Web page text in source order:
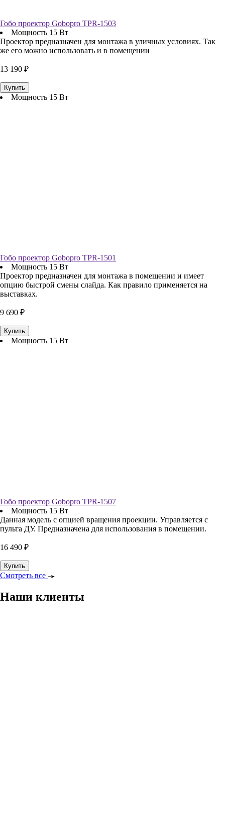
Гобо проектор Gobopro TPR-1503
Мощность 15 Вт
Проектор предназначен для монтажа в уличных условиях. Так
же его можно использовать и в помещении
13 190 ₽
Купить
Мощность 15 Вт
Гобо проектор Gobopro TPR-1501
Мощность 15 Вт
Проектор предназначен для монтажа в помещении и имеет
опцию быстрой смены слайда. Как правило применяется на
выставках.
9 690 ₽
Купить
Мощность 15 Вт
Гобо проектор Gobopro TPR-1507
Мощность 15 Вт
Данная модель с опцией вращения проекции. Управляется с
пульта ДУ. Предназначена для использования в помещении.
16 490 ₽
Купить
Смотреть все
Наши клиенты